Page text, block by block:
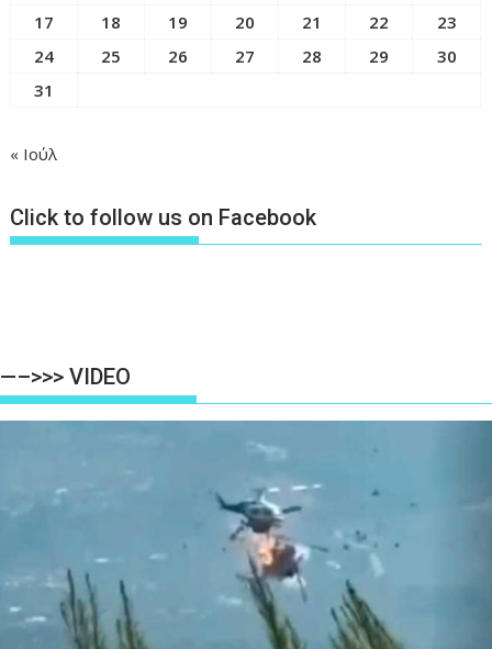
17
18 19 20 21 22
23
24
25 26 27 28 29
30
31
« Ιούλ
Click to follow us on Facebook
—–>>> VIDEO